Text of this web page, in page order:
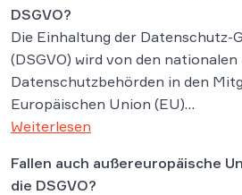
DSGVO?
Die Einhaltung der Datenschutz-
(DSGVO) wird von den nationalen
Datenschutzbehörden in den
Europäischen Union (EU)…
Weiterlesen
Fallen auch außereuropäische
die DSGVO?